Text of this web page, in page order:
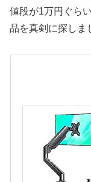
値段が1万円ぐら
品を真剣に探しま